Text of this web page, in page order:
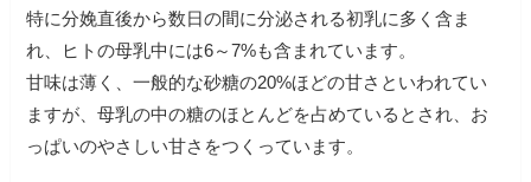
特に分娩直後から数日の間に分泌される初乳に多く含ま
れ、ヒトの母乳中には6～7%も含まれています。
甘味は薄く、一般的な砂糖の20%ほどの甘さといわれてい
ますが、母乳の中の糖のほとんどを占めているとされ、お
っぱいのやさしい甘さをつくっています。